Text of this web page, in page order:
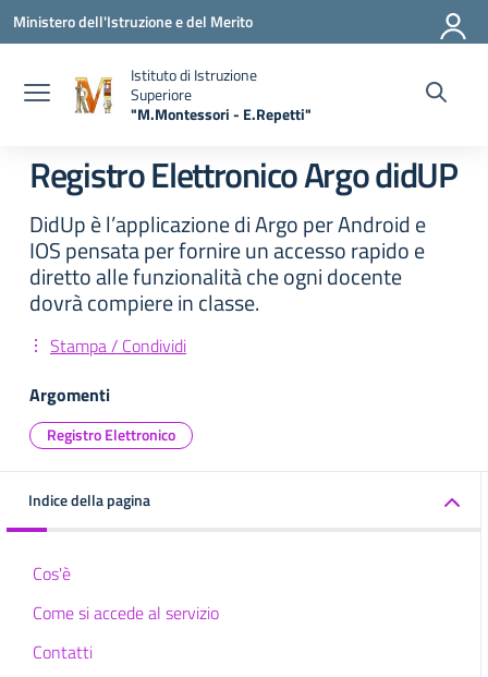
Vai ai contenuti
Vai al menu di navigazione
Vai al footer
Ministero dell'Istruzione e del Merito
Istituto di Istruzione
Superiore
"M.Montessori - E.Repetti"
Registro Elettronico Argo didUP
DidUp è l’applicazione di Argo per Android e
IOS pensata per fornire un accesso rapido e
diretto alle funzionalità che ogni docente
dovrà compiere in classe.
Stampa / Condividi
Argomenti
Registro Elettronico
Indice della pagina
Cos'è
Come si accede al servizio
Contatti